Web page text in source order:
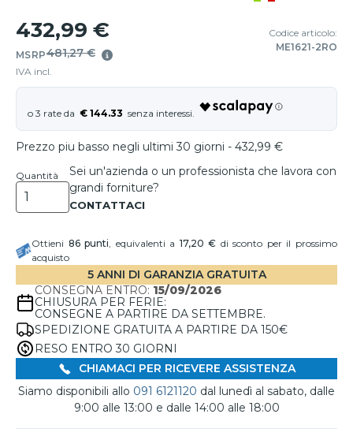
432,99 €
MSRP481,27 €
IVA incl.
Codice articolo:
ME1621-2RO
€ 144.33
Prezzo piu basso negli ultimi 30 giorni - 432,99 €
Quantità
Sei un'azienda o un professionista che lavora con
grandi forniture?
Ottieni 86punti, equivalenti a 17,20 € di sconto per il prossimo
acquisto
5 ANNI DI GARANZIA GRATUITA
CONSEGNA ENTRO: 15/09/2026
CHIUSURA PER FERIE:
CONSEGNE A PARTIRE DA SETTEMBRE.
SPEDIZIONE GRATUITA A PARTIRE DA 150€
RESO ENTRO 30 GIORNI
CHIAMACI PER RICEVERE ASSISTENZA
Siamo disponibili allo 091 6121120 dal lunedì al sabato, dalle
9:00 alle 13:00 e dalle 14:00 alle 18:00